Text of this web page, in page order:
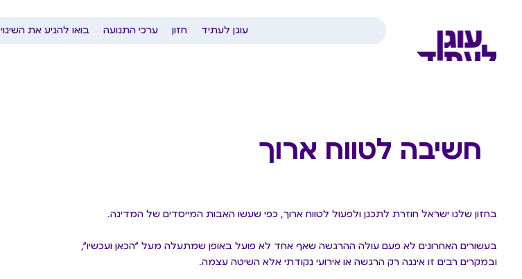
עוגן לעתיד חזון ערכי התנועה בואו להניע את השינוי
חשיבה לטווח ארוך
בחזון שלנו ישראל חוזרת לתכנן ולפעול לטווח ארוך, כפי שעשו האבות המייסדים של המדינה.
בעשורים האחרונים לא פעם עולה ההרגשה שאף אחד לא פועל באופן שמתעלה מעל ״הכאן ועכשיו״,
ובמקרים רבים זו איננה רק הרגשה או אירועי נקודתי אלא השיטה עצמה.